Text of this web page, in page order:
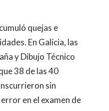
quejas e
En Galicia, las
y Dibujo Técnico
38 de las 40
sin
en el examen de